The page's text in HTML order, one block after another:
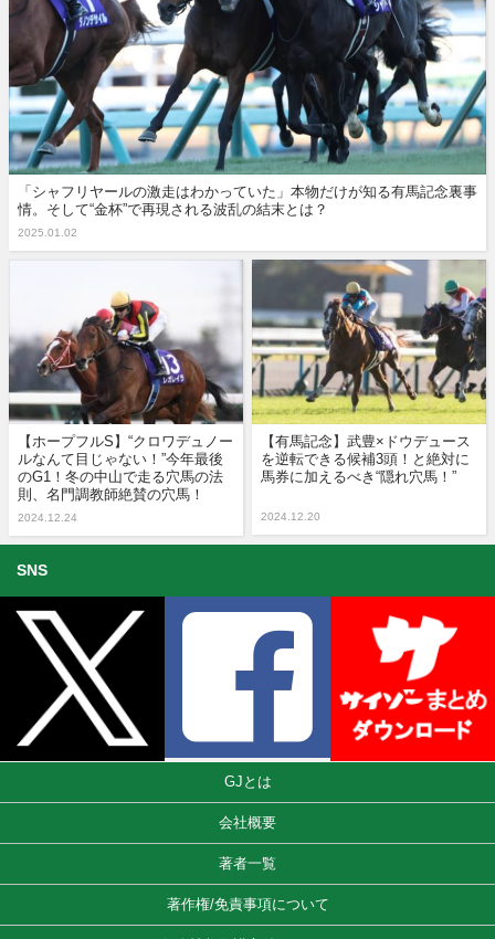
「シャフリヤールの激走はわかっていた」本物だけが知る有馬記念裏事
情。そして“金杯”で再現される波乱の結末とは？
2025.01.02
【ホープフルS】“クロワデュノー
ルなんて目じゃない！”今年最後
のG1！冬の中山で走る穴馬の法
則、名門調教師絶賛の穴馬！
2024.12.24
【有馬記念】武豊×ドウデュース
を逆転できる候補3頭！と絶対に
馬券に加えるべき“隠れ穴馬！”
2024.12.20
SNS
GJとは
会社概要
著者一覧
著作権/免責事項について